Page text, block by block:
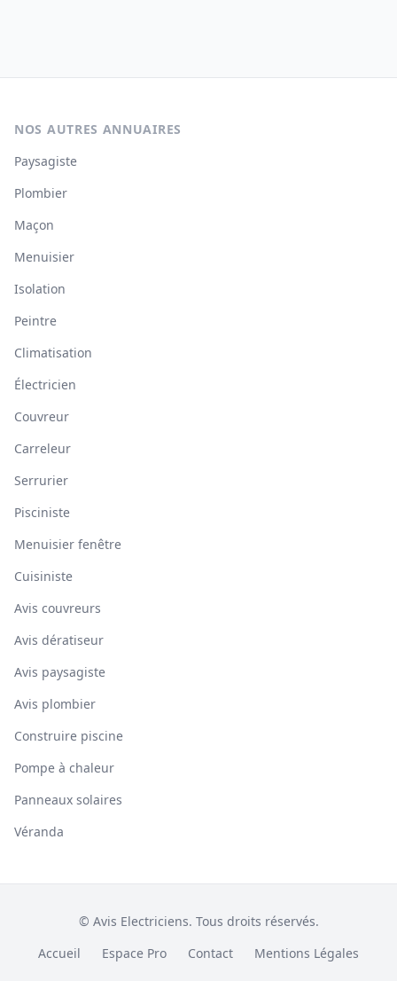
NOS AUTRES ANNUAIRES
Paysagiste
Plombier
Maçon
Menuisier
Isolation
Peintre
Climatisation
Électricien
Couvreur
Carreleur
Serrurier
Pisciniste
Menuisier fenêtre
Cuisiniste
Avis couvreurs
Avis dératiseur
Avis paysagiste
Avis plombier
Construire piscine
Pompe à chaleur
Panneaux solaires
Véranda
© Avis Electriciens. Tous droits réservés.
Accueil
Espace Pro Contact Mentions Légales